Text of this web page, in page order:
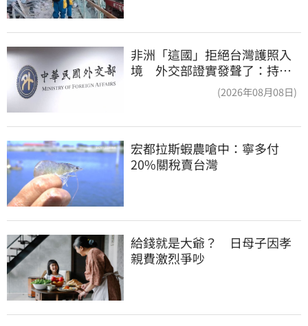
非洲「這國」拒絕台灣護照入
境 外交部證實發聲了：持續
(2026年08月08日)
宏都拉斯蝦農嗆中：寧多付
20%關稅賣台灣
給錢就是大爺？　日母子因孝
親費激烈爭吵